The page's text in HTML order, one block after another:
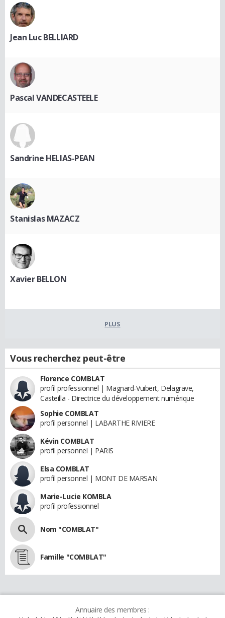
Jean Luc BELLIARD
Pascal VANDECASTEELE
Sandrine HELIAS-PEAN
Stanislas MAZACZ
Xavier BELLON
PLUS
Vous recherchez peut-être
Florence COMBLAT
profil professionnel | Magnard-Vuibert, Delagrave,
Casteilla - Directrice du développement numérique
Sophie COMBLAT
profil personnel | LABARTHE RIVIERE
Kévin COMBLAT
profil personnel | PARIS
Elsa COMBLAT
profil personnel | MONT DE MARSAN
Marie-Lucie KOMBLA
profil professionnel
Nom "COMBLAT"
Famille "COMBLAT"
Annuaire des membres :